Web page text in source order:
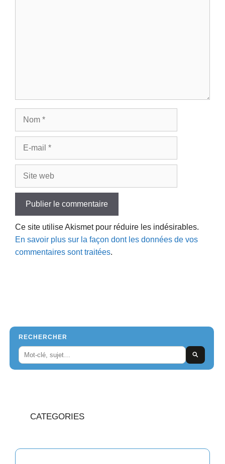
Ce site utilise Akismet pour réduire les indésirables.
En savoir plus sur la façon dont les données de vos
commentaires sont traitées.
RECHERCHER
CATEGORIES